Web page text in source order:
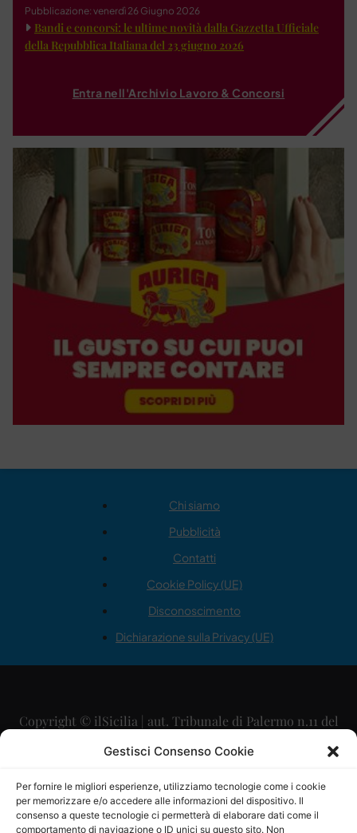
Gestisci Consenso Cookie
Per fornire le migliori esperienze, utilizziamo tecnologie come i cookie
per memorizzare e/o accedere alle informazioni del dispositivo. Il
consenso a queste tecnologie ci permetterà di elaborare dati come il
comportamento di navigazione o ID unici su questo sito. Non
Pubblicazione: venerdì 26 Giugno 2026
Bandi e concorsi: le ultime novità dalla Gazzetta Ufficiale
della Repubblica Italiana del 23 giugno 2026
Entra nell'Archivio Lavoro & Concorsi
Chi siamo
Pubblicità
Contatti
Cookie Policy (UE)
Disconoscimento
Dichiarazione sulla Privacy (UE)
Copyright © ilSicilia | aut. Tribunale di Palermo n.11 del
29/09/2015
Direttore Editoriale: Maurizio Scaglione